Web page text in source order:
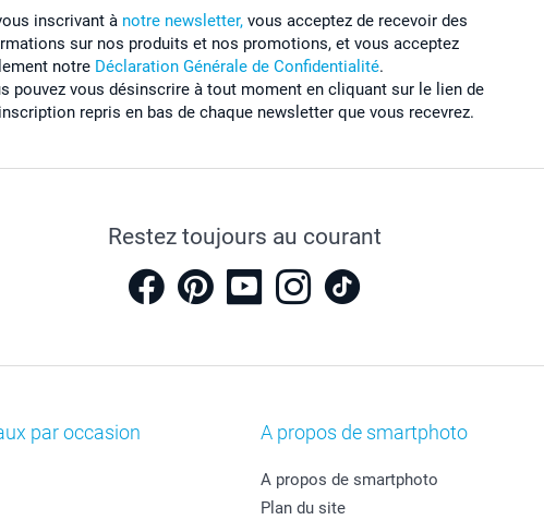
inscrivant à notre newsletter, vous acceptez de recevoir des
sur nos produits et nos promotions, et vous acceptez
notre Déclaration Générale de Confidentialité.
pouvez vous désinscrire à tout moment en cliquant sur le lien de
repris en bas de chaque newsletter que vous recevrez.
Restez toujours au courant
par occasion A propos de smartphoto
A propos de smartphoto
Plan du site